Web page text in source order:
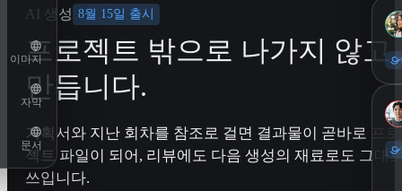
이미지
자막
문서
AI 생성 8월 15일 출시
프로젝트 밖으로 나가지 않고
만듭니다.
기획서와 지난 회차를 참조로 걸면 결과물이 곧바로 프로
젝트 파일이 되어, 리뷰에도 다음 생성의 재료로도 그대
쓰입니다.